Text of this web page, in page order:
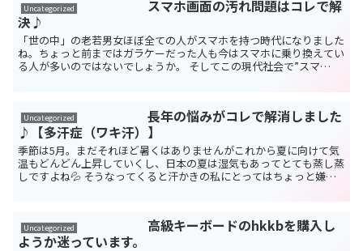
Uncategorized
スマホ画面の汚れ問題はコレで解
決♪
「世の中」の老若男女ほぼ全ての人がスマホを持つ時代になりました
ね。ちょっと前まではガラケーだった人も今はスマホに乗り換えてい
る人が多いのではないでしょうか。 そしてこの現代社会で”スマ
Uncategorized
長年の悩みがコレで解消しました
♪【多汗症（ワキ汗）】
季節は5月。まだそれほど暑くはありませんがこれから夏に向けて気
温もどんどん上昇していくし、日本の夏は湿気もあってとても蒸し蒸
しですよね💦 そうなってくると汗かきの私にとってはちょっと嫌な
Uncategorized
高級キーボードのhkkbを購入し
ようか迷っています。